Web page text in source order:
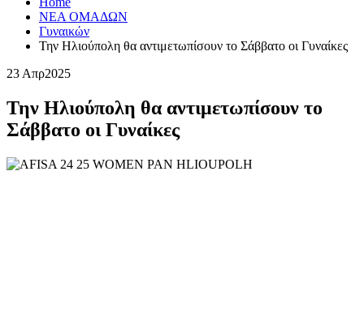
ΝΕΑ ΟΜΑΔΩΝ
Γυναικών
Την Ηλιούπολη θα αντιμετωπίσουν το Σάββατο οι Γυναίκες
23 Απρ2025
Την Ηλιούπολη θα αντιμετωπίσουν το
Σάββατο οι Γυναίκες